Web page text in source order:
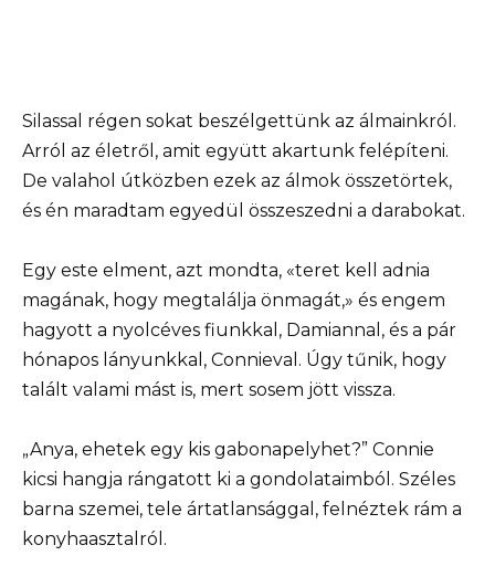
Silassal régen sokat beszélgettünk az álmainkról.
Arról az életről, amit együtt akartunk felépíteni.
De valahol útközben ezek az álmok összetörtek,
és én maradtam egyedül összeszedni a darabokat.
Egy este elment, azt mondta, «teret kell adnia
magának, hogy megtalálja önmagát,» és engem
hagyott a nyolcéves fiunkkal, Damiannal, és a pár
hónapos lányunkkal, Connieval. Úgy tűnik, hogy
talált valami mást is, mert sosem jött vissza.
„Anya, ehetek egy kis gabonapelyhet?” Connie
kicsi hangja rángatott ki a gondolataimból. Széles
barna szemei, tele ártatlansággal, felnéztek rám a
konyhaasztalról.